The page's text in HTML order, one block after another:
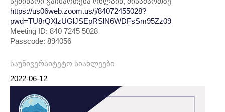
https://us06web.zoom.us/j/84072455028?
pwd=TU8rQXlzUGlJSEpRSlN6WDFsSm95Zz09
Meeting ID: 840 7245 5028
Passcode: 894056
საუნივერსიტეტო სიახლეები
2022-06-12